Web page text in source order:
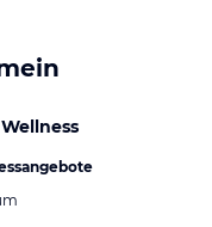
Wellness